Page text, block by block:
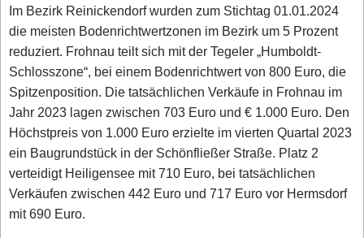
Im Bezirk Reinickendorf wurden zum Stichtag 01.01.2024
die meisten Bodenrichtwertzonen im Bezirk um 5 Prozent
reduziert. Frohnau teilt sich mit der Tegeler „Humboldt-
Schlosszone“, bei einem Bodenrichtwert von 800 Euro, die
Spitzenposition. Die tatsächlichen Verkäufe in Frohnau im
Jahr 2023 lagen zwischen 703 Euro und € 1.000 Euro. Den
Höchstpreis von 1.000 Euro erzielte im vierten Quartal 2023
ein Baugrundstück in der Schönfließer Straße. Platz 2
verteidigt Heiligensee mit 710 Euro, bei tatsächlichen
Verkäufen zwischen 442 Euro und 717 Euro vor Hermsdorf
mit 690 Euro.